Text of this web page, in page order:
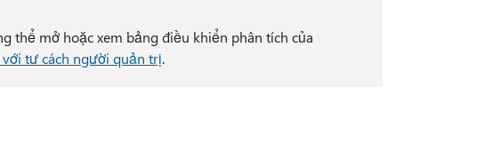
thể mở hoặc xem bảng điều khiển phân tích của
tư cách người quản trị.